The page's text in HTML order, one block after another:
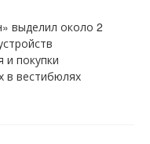
выделил около 2
и покупки
в вестибюлях